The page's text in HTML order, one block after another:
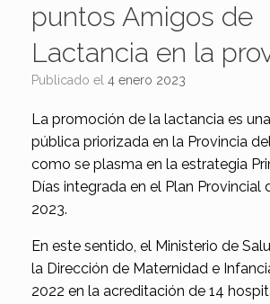
puntos Amigos de
Lactancia en la
Publicado el 4 enero 2023
La promoción de la lactancia es
pública priorizada en la Provincia
como se plasma en la estrategia
Días integrada en el Plan Provincial
2023.
En este sentido, el Ministerio de
la Dirección de Maternidad e
2022 en la acreditación de 14